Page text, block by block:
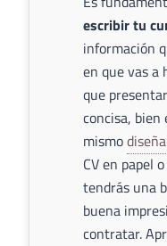
escribir tu
información
en que vas a
que
concisa, bien
mismo
CV en papel
tendrás una
buena
contratar.